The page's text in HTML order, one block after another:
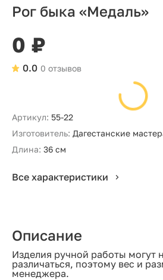
Рог быка «Медаль»
0 ₽
0 отзывов
0.0
Артикул: 55-22
Изготовитель: Дагестанские
Длина: 36 см
Все характеристики
Описание
Изделия ручной работы могут
различаться, поэтому вес и
менеджера.